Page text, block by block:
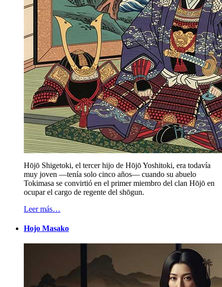
Hōjō Shigetoki, el tercer hijo de Hōjō Yoshitoki, era todavía
muy joven —tenía solo cinco años— cuando su abuelo
Tokimasa se convirtió en el primer miembro del clan Hōjō en
ocupar el cargo de regente del shōgun.
Leer más…
Hojo Masako